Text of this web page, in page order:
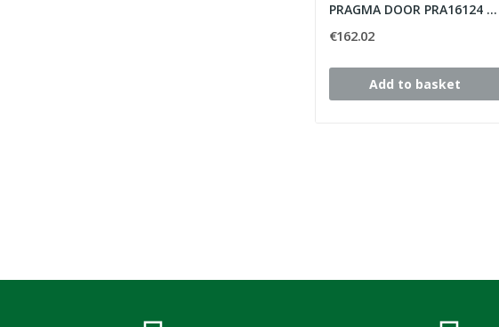
PRAGMA DOOR PRA16124 SCHNEIDER 24 WHITE ELEMENTS,
€162.02
Add to basket